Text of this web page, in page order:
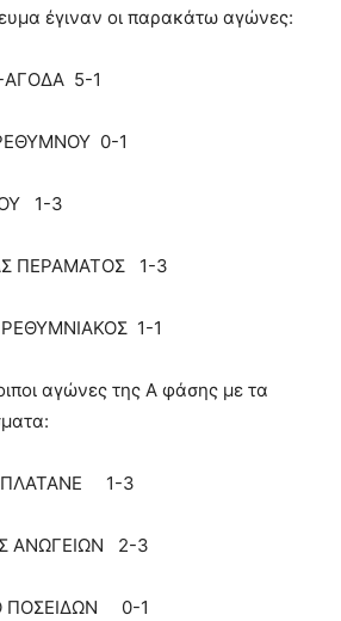
έγιναν οι παρακάτω αγώνες:
ΑΓΟΔΑ 5-1
0-1
1-3
ΠΕΡΑΜΑΤΟΣ 1-3
1-1
αγώνες της Α φάσης με τα
1-3
ΑΝΩΓΕΙΩΝ 2-3
ΠΟΣΕΙΔΩΝ 0-1